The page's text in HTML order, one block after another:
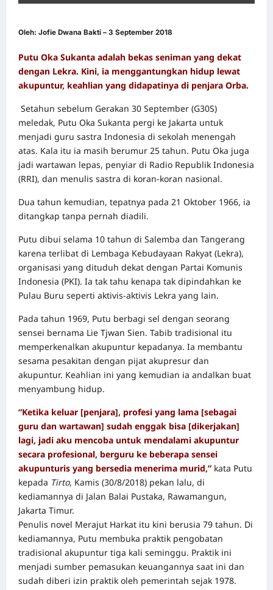
Oleh: Jofie Dwana Bakti – 3 September 2018
Putu Oka Sukanta adalah bekas seniman yang dekat
dengan Lekra. Kini, ia menggantungkan hidup lewat
akupuntur, keahlian yang didapatinya di penjara Orba.
Setahun sebelum Gerakan 30 September (G30S)
meledak, Putu Oka Sukanta pergi ke Jakarta untuk
menjadi guru sastra Indonesia di sekolah menengah
atas. Kala itu ia masih berumur 25 tahun. Putu Oka juga
jadi wartawan lepas, penyiar di Radio Republik Indonesia
(RRI), dan menulis sastra di koran-koran nasional.
Dua tahun kemudian, tepatnya pada 21 Oktober 1966, ia
ditangkap tanpa pernah diadili.
Putu dibui selama 10 tahun di Salemba dan Tangerang
karena terlibat di Lembaga Kebudayaan Rakyat (Lekra),
organisasi yang dituduh dekat dengan Partai Komunis
Indonesia (PKI). Ia tak tahu kenapa tak dipindahkan ke
Pulau Buru seperti aktivis-aktivis Lekra yang lain.
Pada tahun 1969, Putu berbagi sel dengan seorang
sensei bernama Lie Tjwan Sien. Tabib tradisional itu
memperkenalkan akupuntur kepadanya. Ia membantu
sesama pesakitan dengan pijat akupresur dan
akupuntur. Keahlian ini yang kemudian ia andalkan buat
menyambung hidup.
“Ketika keluar [penjara], profesi yang lama [sebagai
guru dan wartawan] sudah enggak bisa [dikerjakan]
lagi, jadi aku mencoba untuk mendalami akupuntur
secara profesional, berguru ke beberapa sensei
akupunturis yang bersedia menerima murid,” kata Putu
kepada Tirto, Kamis (30/8/2018) pekan lalu, di
kediamannya di Jalan Balai Pustaka, Rawamangun,
Jakarta Timur.
Penulis novel Merajut Harkat itu kini berusia 79 tahun. Di
kediamannya, Putu membuka praktik pengobatan
tradisional akupuntur tiga kali seminggu. Praktik ini
menjadi sumber pemasukan keuangannya saat ini dan
sudah diberi izin praktik oleh pemerintah sejak 1978.